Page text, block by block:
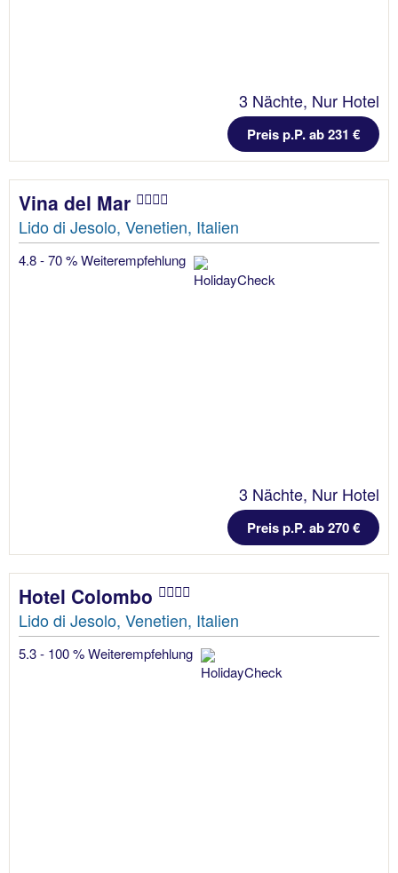
3 Nächte, Nur Hotel
Preis p.P. ab 231 €
Vina del Mar
Lido di Jesolo, Venetien, Italien
4.8 - 70 % Weiterempfehlung
3 Nächte, Nur Hotel
Preis p.P. ab 270 €
Hotel Colombo
Lido di Jesolo, Venetien, Italien
5.3 - 100 % Weiterempfehlung